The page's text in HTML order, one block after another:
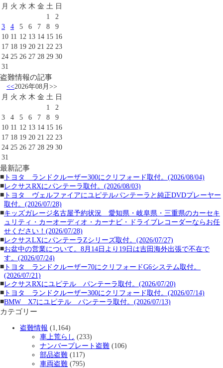
月 火 水 木 金 土 日
1
2
3
4 5 6 7 8
9
10 11 12 13 14 15 16
17 18 19 20 21 22 23
24 25 26 27 28 29 30
31
盗難情報の記事
<<2026年08月 >>
月 火 水 木 金 土 日
1
2
3
4 5 6 7 8
9
10 11 12 13 14 15 16
17 18 19 20 21 22 23
24 25 26 27 28 29 30
31
最新記事
■ トヨタ ランドクルーザー300にクリフォード取付。(2026/08/04)
■レクサスRXにパンテーラ取付。(2026/08/03)
■ トヨタ ヴェルファイアにユピテルパンテーラと純正DVDプレーヤー
取付。(2026/07/28)
■キッズガレージ名古屋予約状況 愛知県・岐阜県・三重県のカーセキ
ュリティ・カーオーディオ・カーナビ・ドライブレコーダーならお任
せください！(2026/07/28)
■レクサスLXにパンテーラZシリーズ取付。(2026/07/27)
■お盆中の営業について。8月14日より19日は吉田海外出張で不在で
す。(2026/07/24)
■ トヨタ ランドクルーザー70にクリフォードG6システム取付。
(2026/07/21)
■レクサスRXにユピテル パンテーラ取付。(2026/07/20)
■ トヨタ ランドクルーザー300にクリフォード取付。(2026/07/14)
■BMW X7にユピテル パンテーラ取付。(2026/07/13)
カテゴリー
盗難情報 (1,164)
車上荒らし (233)
ナンバープレート盗難 (106)
部品盗難 (117)
車両盗難 (795)